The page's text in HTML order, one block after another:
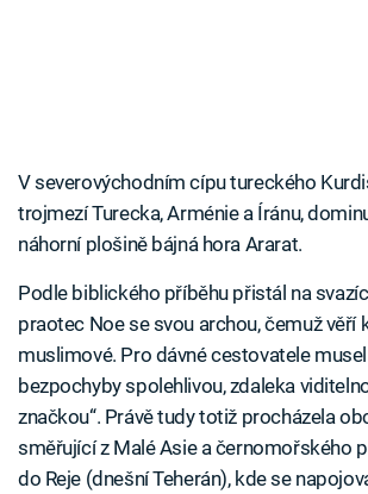
V severovýchodním cípu tureckého
trojmezí Turecka, Arménie a Íránu,
náhorní plošině bájná hora Ararat.
Podle biblického příběhu přistál na
praotec Noe se svou archou, čemuž věří
muslimové. Pro dávné cestovatele
bezpochyby spolehlivou, zdaleka
značkou“. Právě tudy totiž procházela
směřující z Malé Asie a černomořského
do Reje (dnešní Teherán), kde se